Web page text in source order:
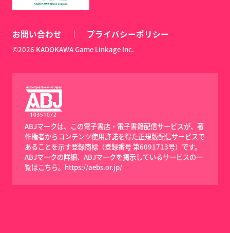
お問い合わせ プライバシーポリシー
©2026 KADOKAWA Game Linkage Inc.
ABJマークは、この電子書店・電子書籍配信サービスが、著
作権者からコンテンツ使用許諾を得た正規版配信サービスで
あることを示す登録商標（登録番号 第6091713号）です。
ABJマークの詳細、ABJマークを掲示しているサービスの一
覧はこちら。 https://aebs.or.jp/